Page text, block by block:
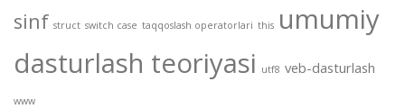
sinf struct switch case taqqoslash operatorlari this umumiy
dasturlash teoriyasi utf8 veb-dasturlash
www